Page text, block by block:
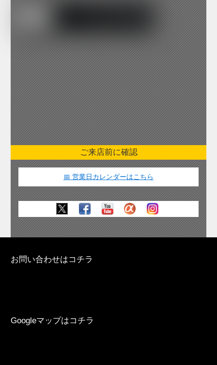
ご来店前に確認
📅 営業日カレンダーはこちら
お問い合わせはコチラ
Googleマップはコチラ